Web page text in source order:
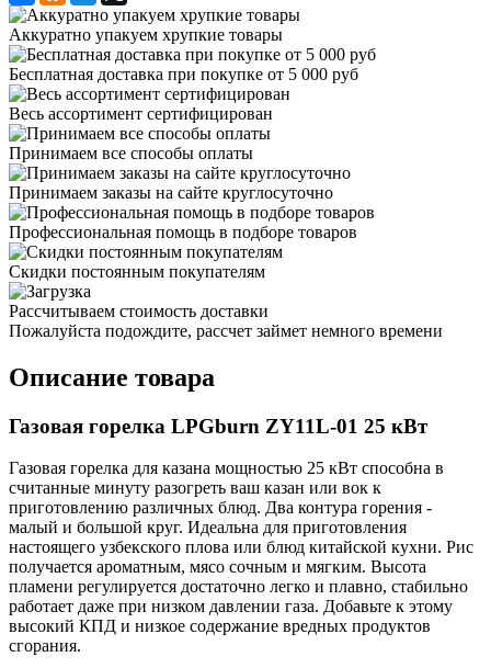
Аккуратно упакуем хрупкие товары
Бесплатная доставка при покупке от 5 000 руб
Весь ассортимент сертифицирован
Принимаем все способы оплаты
Принимаем заказы на сайте круглосуточно
Профессиональная помощь в подборе товаров
Скидки постоянным покупателям
Рассчитываем стоимость доставки
Пожалуйста подождите, рассчет займет немного времени
Описание товара
Газовая горелка LPGburn ZY11L-01 25 кВт
Газовая горелка для казана мощностью 25 кВт способна в
считанные минуту разогреть ваш казан или вок к
приготовлению различных блюд. Два контура горения -
малый и большой круг. Идеальна для приготовления
настоящего узбекского плова или блюд китайской кухни. Рис
получается ароматным, мясо сочным и мягким. Высота
пламени регулируется достаточно легко и плавно, стабильно
работает даже при низком давлении газа. Добавьте к этому
высокий КПД и низкое содержание вредных продуктов
сгорания.